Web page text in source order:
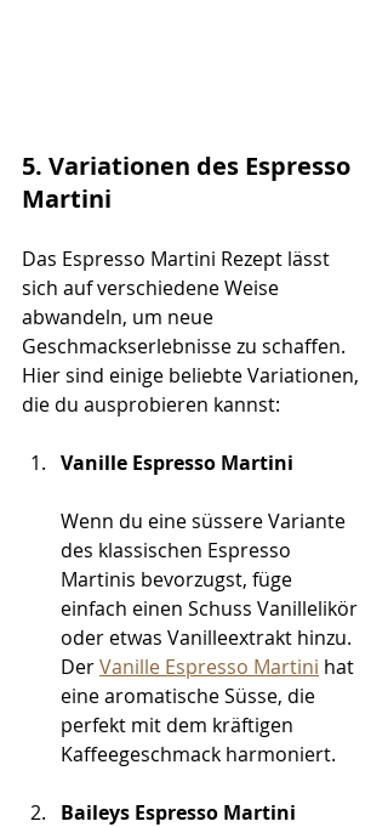
5. Variationen des Espresso
Martini
Das Espresso Martini Rezept lässt
sich auf verschiedene Weise
abwandeln, um neue
Geschmackserlebnisse zu schaffen.
Hier sind einige beliebte Variationen,
die du ausprobieren kannst:
Vanille Espresso Martini
Wenn du eine süssere Variante
des klassischen Espresso
Martinis bevorzugst, füge
einfach einen Schuss Vanillelikör
oder etwas Vanilleextrakt hinzu.
Der Vanille Espresso Martini hat
eine aromatische Süsse, die
perfekt mit dem kräftigen
Kaffeegeschmack harmoniert.
Baileys Espresso Martini